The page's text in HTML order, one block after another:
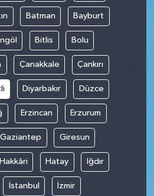
Batman Bayburt
Bitlis Bolu
Çanakkale Çankırı
Diyarbakır Düzce
Erzincan Erzurum
Gaziantep Giresun
Hakkâri Hatay Iğdır
İstanbul İzmir